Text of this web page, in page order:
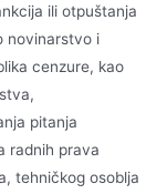
ili otpuštanja
novinarstvo i
cenzure, kao
pitanja
radnih prava
tehničkog osoblja